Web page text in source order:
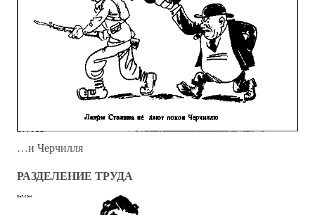
…и Черчилля
РАЗДЕЛЕНИЕ ТРУДА